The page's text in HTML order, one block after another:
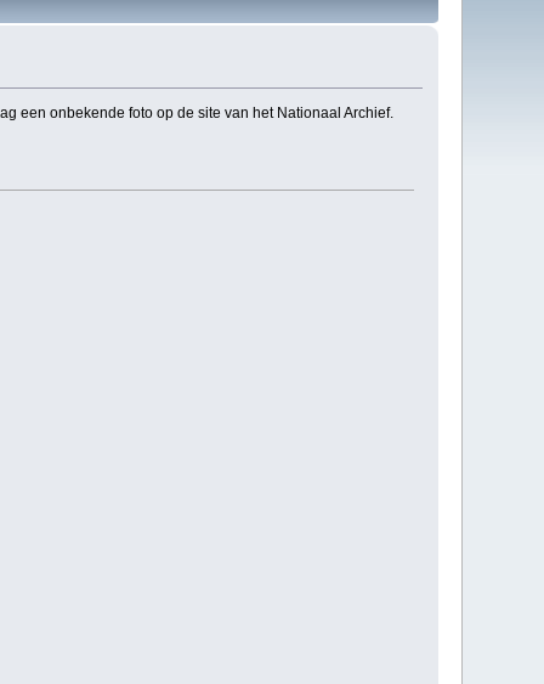
een onbekende foto op de site van het Nationaal Archief.